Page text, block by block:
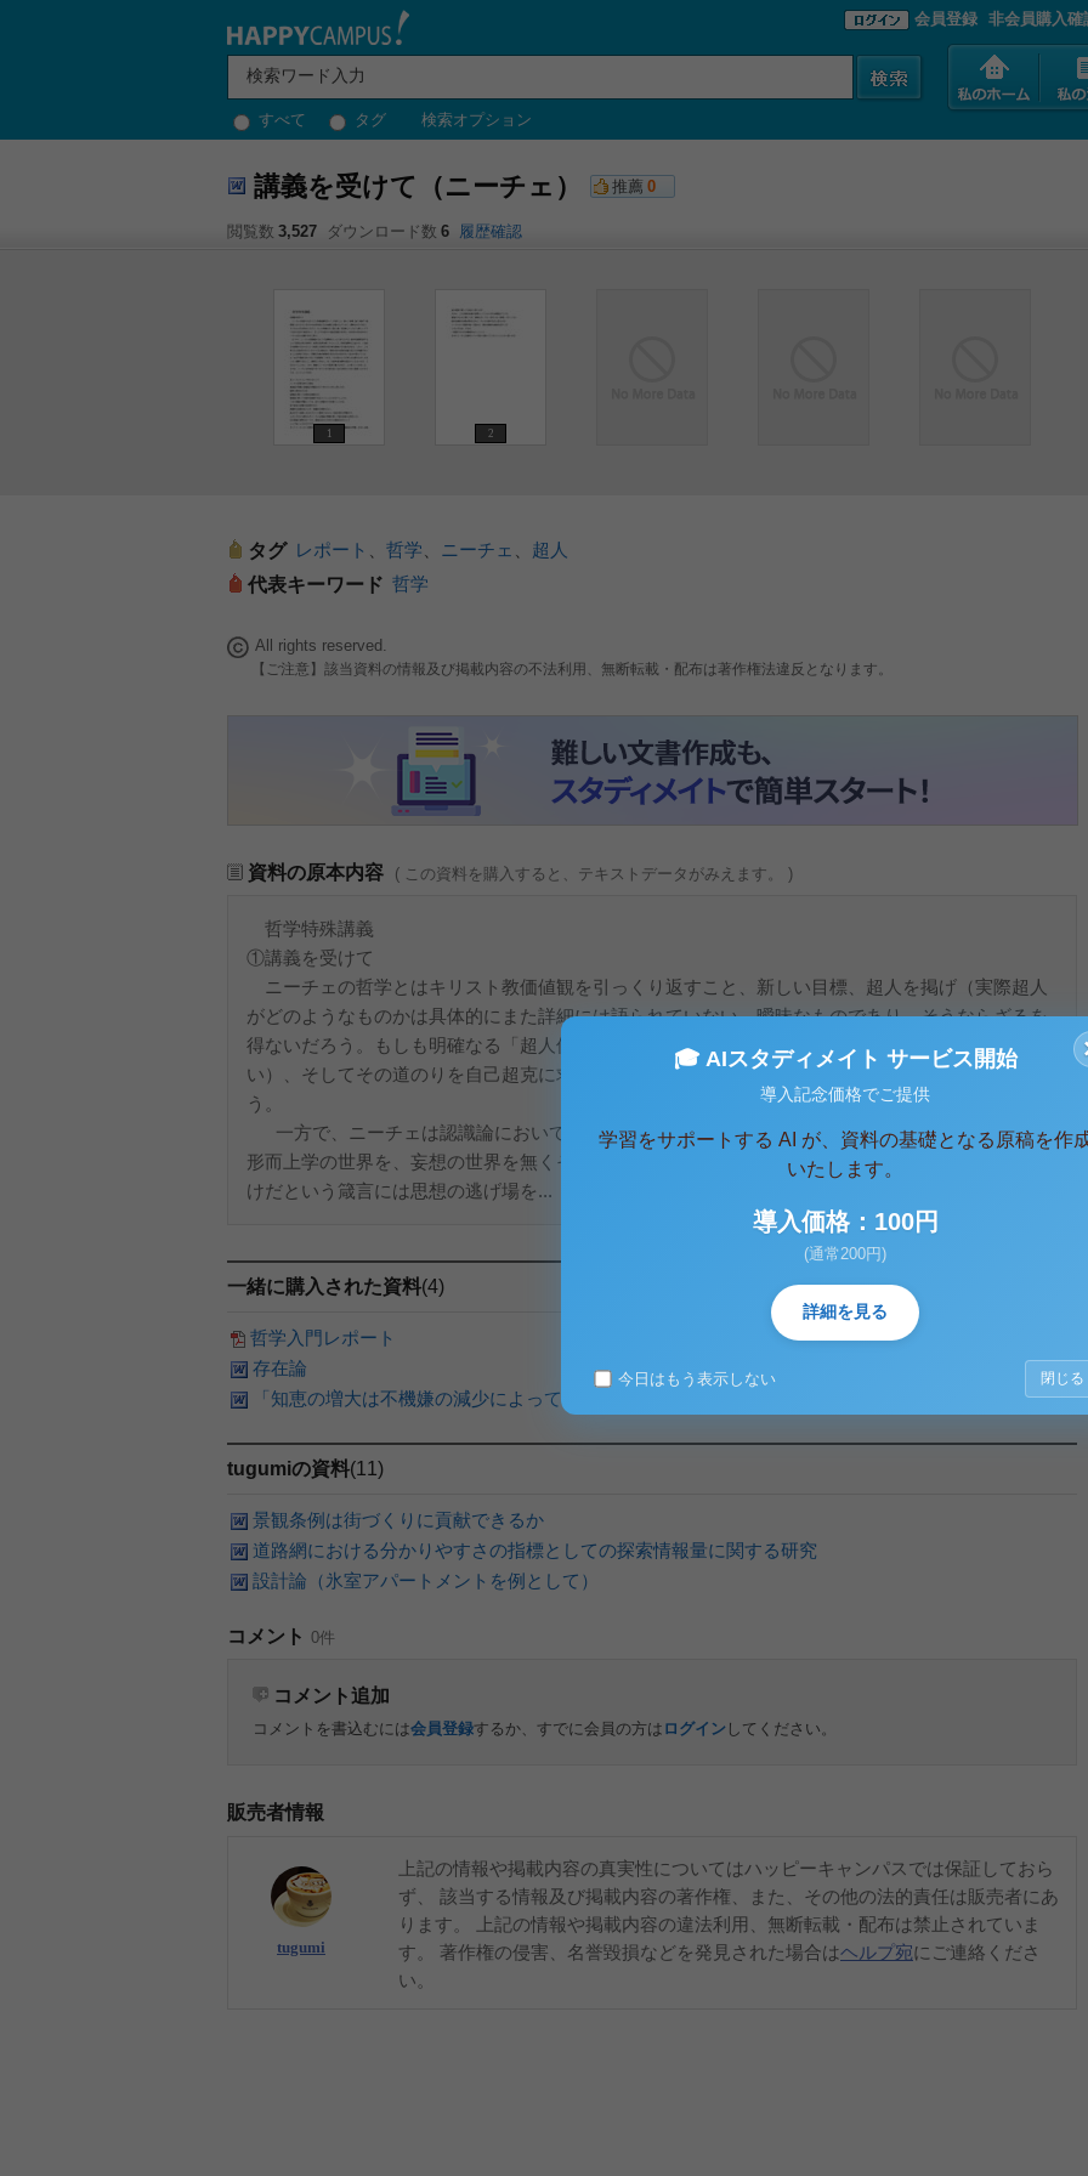
すべて タグ 検索オプション
会員登録 非会員購入確
講義を受けて（ニーチェ） 推薦 0
閲覧数 3,527 ダウンロード数 6 履歴確認
1 2
タグ レポート 哲学 ニーチェ
超人
代表キーワード 哲学
All rights reserved.
【ご注意】該当資料の情報及び掲載内容の不法利用、無断転載・配布は著作権法違反となります。
資料の原本内容 ( この資料を購入すると、テキストデータがみえます。 )
哲学特殊講義
①講義を受けて
ニーチェの哲学とはキリスト教価値観を引っくり返すこと、新しい目標、超人を掲げ（実際超人
がどのようなものかは具体的にまた詳細には語られていない。曖昧なものであり、そうならざるを
得ないだろう。もしも明確なる「超人像」を定義してしまうと新しいドグマを作り出すに過ぎな
い）、そしてその道のりを自己超克に求めた。生を求める生き方がニーチェの中心主題であると思
う。
一方で、ニーチェは認識論においても画期的だったと考えられる。絶対的客観を排することで
形而上学の世界を、妄想の世界を無くそうとした。世界は解釈の上塗りだ、人は自分を経験するだ
けだという箴言には思想の逃げ場を...
一緒に購入された資料(4)
哲学入門レポート
存在論
「知恵の増大は不機嫌の減少によって正確に測定される。」というニーチェの言葉の解釈について
tugumiの資料(11)
景観条例は街づくりに貢献できるか
道路網における分かりやすさの指標としての探索情報量に関する研究
設計論（氷室アパートメントを例として）
コメント 0件
コメント追加
コメントを書込むには会員登録するか、すでに会員の方は ログイン してください。
販売者情報
tugumi
上記の情報や掲載内容の真実性についてはハッピーキャンパスでは保証しておら
ず、 該当する情報及び掲載内容の著作権、また、その他の法的責任は販売者にあ
ります。 上記の情報や掲載内容の違法利用、無断転載・配布は禁止されていま
す。 著作権の侵害、名誉毀損などを発見された場合はヘルプ宛にご連絡くださ
い。
🎓 AIスタディメイト サービス開始
導入記念価格でご提供
学習をサポートする AI が、資料の基礎となる原稿を作
いたします。
導入価格：100円
(通常200円)
詳細を見る
今日はもう表示しない 閉じる